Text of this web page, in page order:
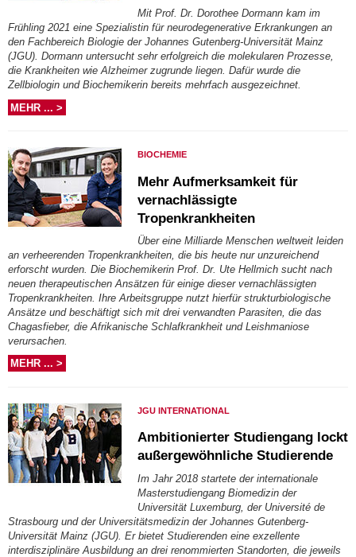
Mit Prof. Dr. Dorothee Dormann kam im
Frühling 2021 eine Spezialistin für neurodegenerative Erkrankungen an
den Fachbereich Biologie der Johannes Gutenberg-Universität Mainz
(JGU). Dormann untersucht sehr erfolgreich die molekularen Prozesse,
die Krankheiten wie Alzheimer zugrunde liegen. Dafür wurde die
Zellbiologin und Biochemikerin bereits mehrfach ausgezeichnet.
MEHR ... >
BIOCHEMIE
Mehr Aufmerksamkeit für
vernachlässigte
Tropenkrankheiten
Über eine Milliarde Menschen weltweit leiden
an verheerenden Tropenkrankheiten, die bis heute nur unzureichend
erforscht wurden. Die Biochemikerin Prof. Dr. Ute Hellmich sucht nach
neuen therapeutischen Ansätzen für einige dieser vernachlässigten
Tropenkrankheiten. Ihre Arbeitsgruppe nutzt hierfür strukturbiologische
Ansätze und beschäftigt sich mit drei verwandten Parasiten, die das
Chagasfieber, die Afrikanische Schlafkrankheit und Leishmaniose
verursachen.
MEHR ... >
JGU INTERNATIONAL
Ambitionierter Studiengang lockt
außergewöhnliche Studierende
Im Jahr 2018 startete der internationale
Masterstudiengang Biomedizin der
Universität Luxemburg, der Université de
Strasbourg und der Universitätsmedizin der Johannes Gutenberg-
Universität Mainz (JGU). Er bietet Studierenden eine exzellente
interdisziplinäre Ausbildung an drei renommierten Standorten, die jeweils